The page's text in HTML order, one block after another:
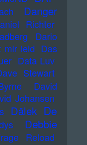
Danger
Richter
Dario
mir leid Das
Data Luv
Stewart
David
Johansen
Dälek De
Debbie
Reload